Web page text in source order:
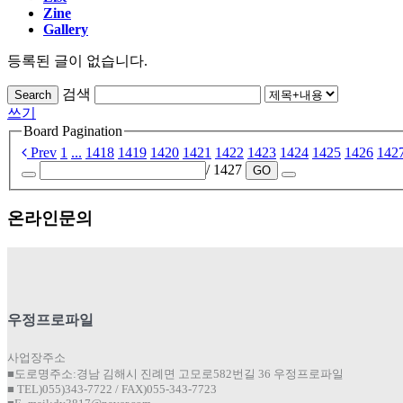
Zine
Gallery
등록된 글이 없습니다.
Search
검색
쓰기
Board Pagination
Prev 1 ... 1418 1419 1420 1421 1422 1423 1424 1425 1426
/ 1427
GO
온라인문의
우정프로파일
사업장주소
■도로명주소:경남 김해시 진례면 고모로582번길 36 우정프로파일
■ TEL)055)343-7722 / FAX)055-343-7723